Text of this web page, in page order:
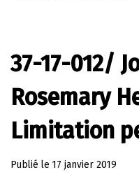
37-17-012/
Rosemary
Limitation
Publié le 17 janvier 2019